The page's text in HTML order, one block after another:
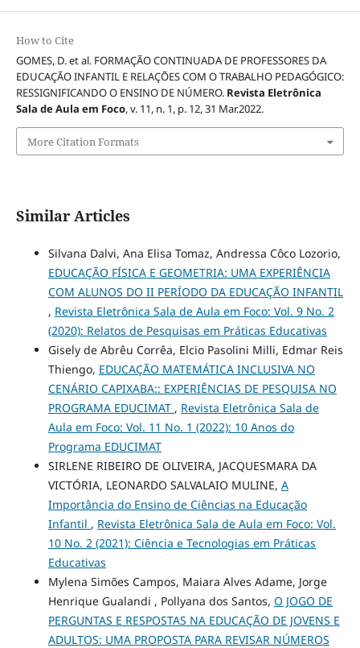
How to Cite
GOMES, D. et al. FORMAÇÃO CONTINUADA DE PROFESSORES DA
EDUCAÇÃO INFANTIL E RELAÇÕES COM O TRABALHO PEDAGÓGICO:
RESSIGNIFICANDO O ENSINO DE NÚMERO. Revista Eletrônica
Sala de Aula em Foco, v. 11, n. 1, p. 12, 31 Mar.2022.
More Citation Formats
Similar Articles
Silvana Dalvi, Ana Elisa Tomaz, Andressa Côco Lozorio,
EDUCAÇÃO FÍSICA E GEOMETRIA: UMA EXPERIÊNCIA
COM ALUNOS DO II PERÍODO DA EDUCAÇÃO INFANTIL
, Revista Eletrônica Sala de Aula em Foco: Vol. 9 No. 2
(2020): Relatos de Pesquisas em Práticas Educativas
Gisely de Abrêu Corrêa, Elcio Pasolini Milli, Edmar Reis
Thiengo, EDUCAÇÃO MATEMÁTICA INCLUSIVA NO
CENÁRIO CAPIXABA:: EXPERIÊNCIAS DE PESQUISA NO
PROGRAMA EDUCIMAT , Revista Eletrônica Sala de
Aula em Foco: Vol. 11 No. 1 (2022): 10 Anos do
Programa EDUCIMAT
SIRLENE RIBEIRO DE OLIVEIRA, JACQUESMARA DA
VICTÓRIA, LEONARDO SALVALAIO MULINE, A
Importância do Ensino de Ciências na Educação
Infantil , Revista Eletrônica Sala de Aula em Foco: Vol.
10 No. 2 (2021): Ciência e Tecnologias em Práticas
Educativas
Mylena Simões Campos, Maiara Alves Adame, Jorge
Henrique Gualandi , Pollyana dos Santos, O JOGO DE
PERGUNTAS E RESPOSTAS NA EDUCAÇÃO DE JOVENS E
ADULTOS: UMA PROPOSTA PARA REVISAR NÚMEROS